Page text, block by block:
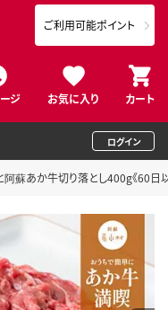
ジ お気に入り カート
ご利用可能ポイント
ログイン
阿蘇あか牛切り落とし400g《60